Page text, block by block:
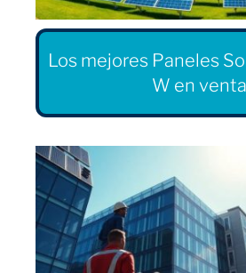
Los mejores Paneles
W en venta